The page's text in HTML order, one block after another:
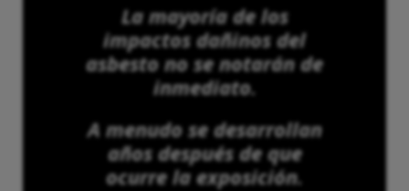
La mayoría de los
impactos dañinos del
asbesto no se notarán de
inmediato.
A menudo se desarrollan
años después de que
ocurre la exposición.